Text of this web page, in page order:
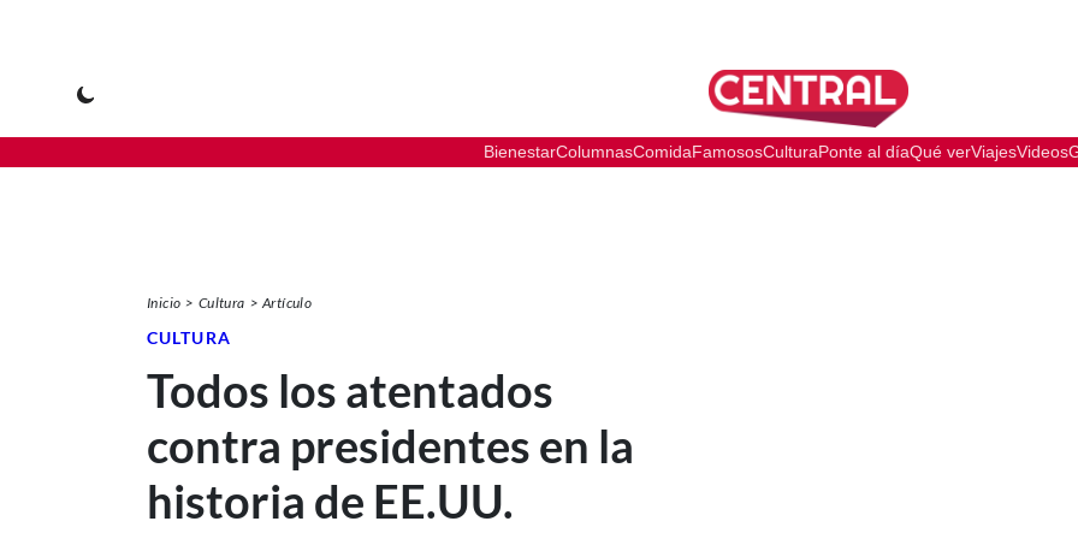
BienestarColumnasComidaFamososCulturaPonte al díaQué verViajesVideos
Inicio Cultura Artículo
CULTURA
Todos los atentados
contra presidentes en la
historia de EE.UU.